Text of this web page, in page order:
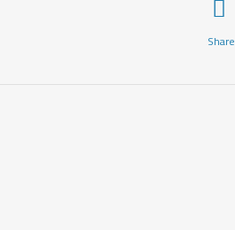
Share